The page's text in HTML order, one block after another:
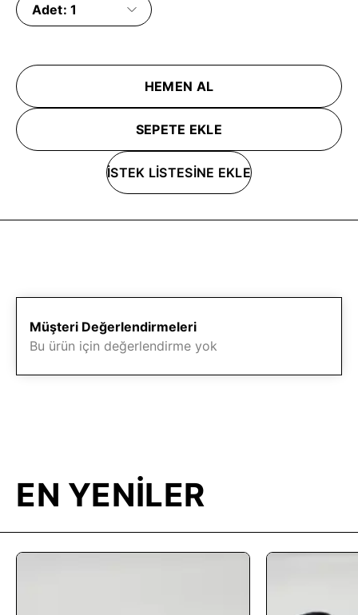
Adet:1
HEMEN AL
SEPETE EKLE
İSTEK LİSTESİNE EKLE
Müşteri Değerlendirmeleri
Bu ürün için değerlendirme yok
EN YENİLER